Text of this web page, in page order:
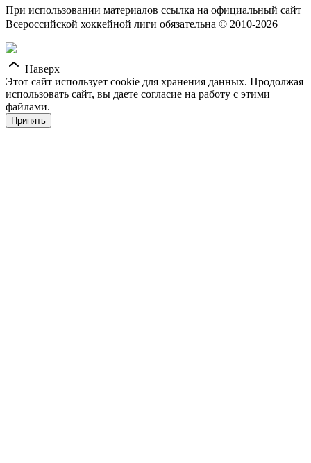
При использовании материалов ссылка на официальный сайт
Всероссийской хоккейной лиги обязательна © 2010-2026
Наверх
Этот сайт использует cookie для хранения данных. Продолжая
использовать сайт, вы даете согласие на работу с этими
файлами.
Принять